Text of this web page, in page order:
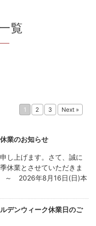
覧
1 2 3 Next »
業のお知らせ
し上げます。さて、誠に
休業とさせていただきま
～ 2026年8月16日(日)本
デンウィーク休業日のご